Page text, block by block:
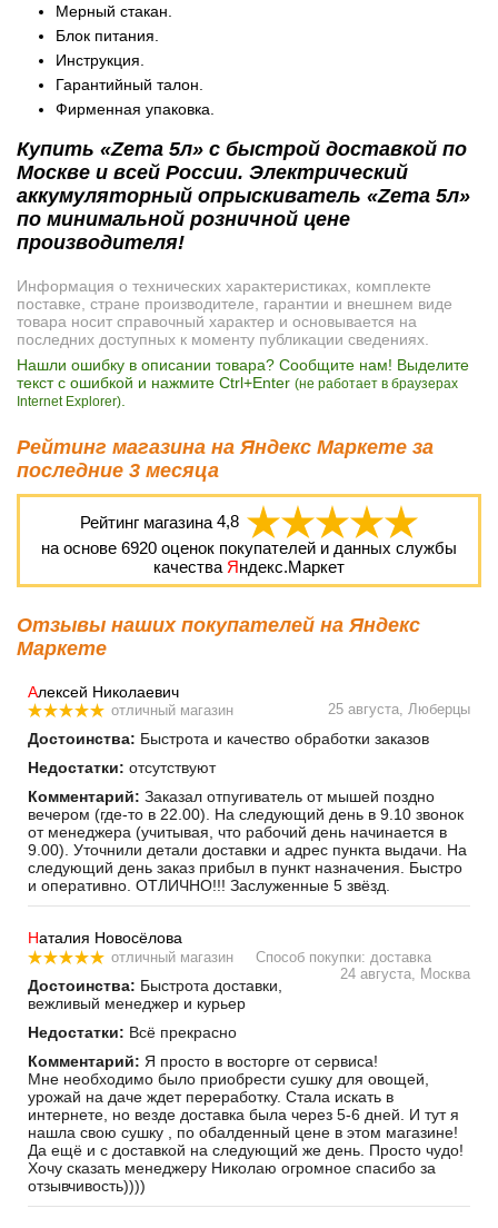
Мерный стакан.
Блок питания.
Инструкция.
Гарантийный талон.
Фирменная упаковка.
Купить «Zema 5л» с быстрой доставкой по
Москве и всей России. Электрический
аккумуляторный опрыскиватель «Zema 5л»
по минимальной розничной цене
производителя!
Информация о технических характеристиках, комплекте
поставке, стране производителе, гарантии и внешнем виде
товара носит справочный характер и основывается на
последних доступных к моменту публикации сведениях.
Нашли ошибку в описании товара? Сообщите нам! Выделите
текст с ошибкой и нажмите Ctrl+Enter (не работает в браузерах
Internet Explorer)
Рейтинг магазина на Яндекс Маркете за
последние 3 месяца
Рейтинг магазина 4,8
на основе 6920 оценок покупателей и данных службы
качества Яндекс.Маркет
Отзывы наших покупателей на Яндекс
Маркете
Алексей Николаевич
отличный магазин 25 августа, Люберцы
Достоинства: Быстрота и качество обработки заказов
Недостатки: отсутствуют
Комментарий: Заказал отпугиватель от мышей поздно
вечером (где-то в 22.00). На следующий день в 9.10 звонок
от менеджера (учитывая, что рабочий день начинается в
9.00). Уточнили детали доставки и адрес пункта выдачи. На
следующий день заказ прибыл в пункт назначения. Быстро
и оперативно. ОТЛИЧНО!!! Заслуженные 5 звёзд.
Наталия Новосёлова
отличный магазин
Способ покупки: доставка
24 августа, Москва
Достоинства: Быстрота доставки,
вежливый менеджер и курьер
Недостатки: Всё прекрасно
Комментарий: Я просто в восторге от сервиса!
Мне необходимо было приобрести сушку для овощей,
урожай на даче ждет переработку. Стала искать в
интернете, но везде доставка была через 5-6 дней. И тут я
нашла свою сушку , по обалденный цене в этом магазине!
Да ещё и с доставкой на следующий же день. Просто чудо!
Хочу сказать менеджеру Николаю огромное спасибо за
отзывчивость))))